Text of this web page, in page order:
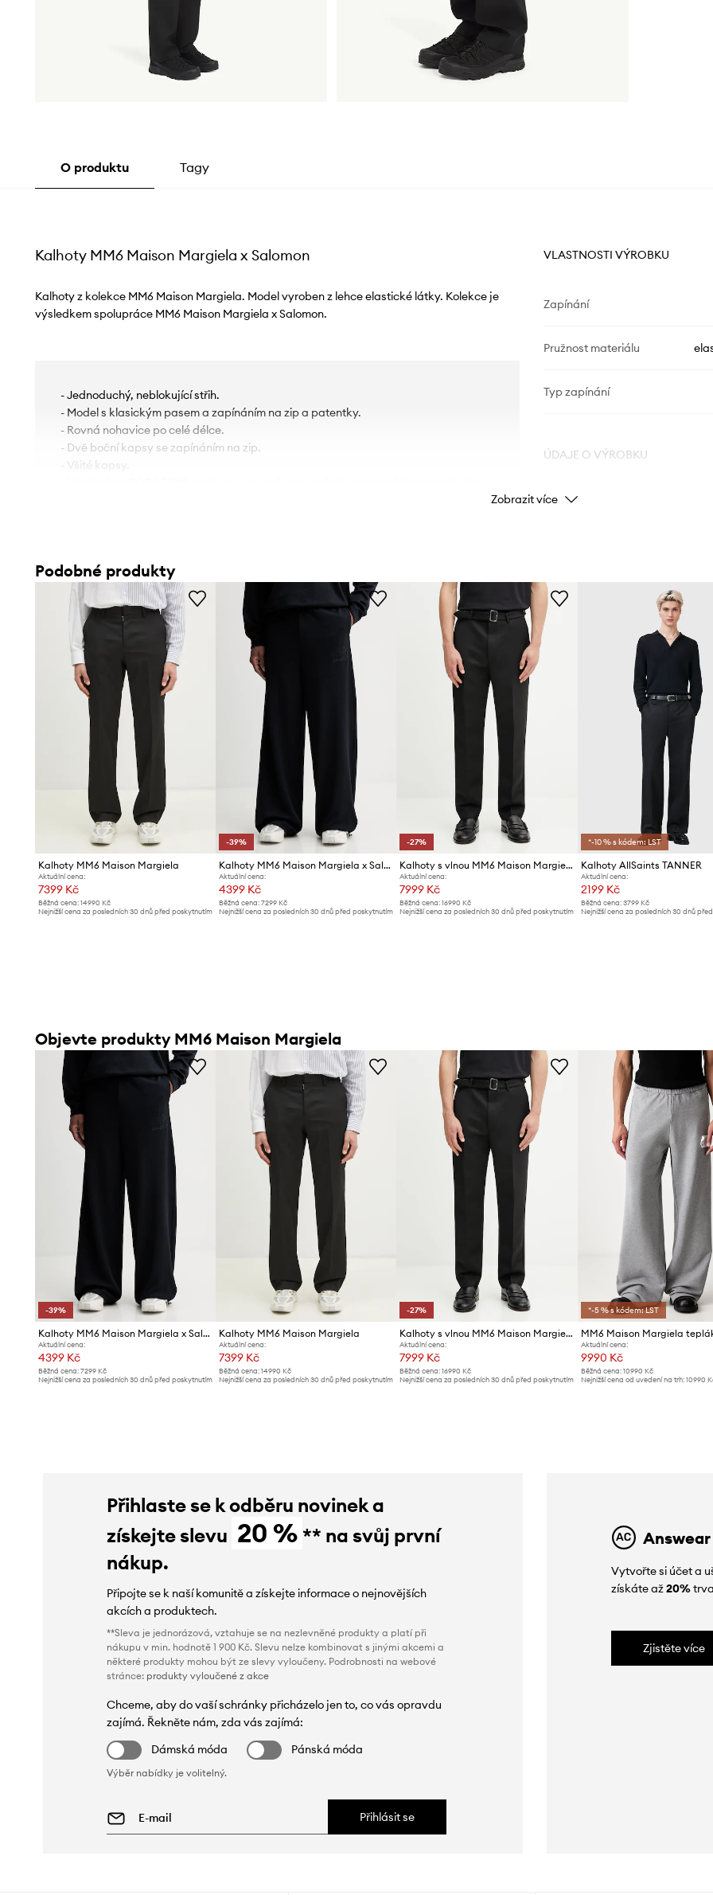
O produktu Tagy
Kalhoty MM6 Maison Margiela x Salomon
Kalhoty z kolekce MM6 Maison Margiela. Model vyroben z lehce elastické látky. Kolekce je
výsledkem spolupráce MM6 Maison Margiela x Salomon.
- Jednoduchý, neblokující střih.
- Model s klasickým pasem a zapínáním na zip a patentky.
- Rovná nohavice po celé délce.
- Dvě boční kapsy se zapínáním na zip.
- Všité kapsy.
VLASTNOSTI VÝROBKU
Zapínání
Pružnost materiálu
Typ zapínání
ÚDAJE O VÝROBKU
Kód výrobce
Barva
MM6
Zobrazit více
Podobné produkty
Kalhoty MM6 Maison Margiela
Aktuální cena:
7399 Kč
Běžná cena: 14990 Kč
Nejnižší cena za posledních 30 dnů před poskytnutím
-39%
Kalhoty MM6 Maison Margiela x Salomon
Aktuální cena:
4399 Kč
Běžná cena:7299 Kč
Nejnižší cena za posledních 30 dnů před poskytnutím
-27%
Kalhoty s vlnou MM6 Maison Margiela
Aktuální cena:
7999 Kč
Běžná cena: 16990 Kč
Nejnižší cena za posledních 30 dnů před poskytnutím
*-10 % s kódem: LST
Kalhoty AllSaints TANNER
Aktuální cena:
2199 Kč
Běžná cena: 3799 Kč
Nejnižší cena za posledních 30 dnů
Objevte produkty MM6 Maison Margiela
-39%
Kalhoty MM6 Maison Margiela x Salomon
Aktuální cena:
4399 Kč
Běžná cena: 7299 Kč
Nejnižší cena za posledních 30 dnů před poskytnutím
Kalhoty MM6 Maison Margiela
Aktuální cena:
7399 Kč
Běžná cena:14990 Kč
Nejnižší cena za posledních 30 dnů před poskytnutím
-27%
Kalhoty s vlnou MM6 Maison Margiela
Aktuální cena:
7999 Kč
Běžná cena: 16990 Kč
Nejnižší cena za posledních 30 dnů před poskytnutím
*-5 % s kódem: LST
Aktuální cena:
9990 Kč
Běžná cena: 10990 Kč
Nejnižší cena od uvedení na trh: 10990
Přihlaste se k odběru novinek a
získejte slevu 20 % ** na svůj první
nákup.
Připojte se k naší komunitě a získejte informace o nejnovějších
akcích a produktech.
**Sleva je jednorázová, vztahuje se na nezlevněné produkty a platí při
nákupu v min. hodnotě 1 900 Kč. Slevu nelze kombinovat s jinými akcemi a
některé produkty mohou být ze slevy vyloučeny. Podrobnosti na webové
stránce: produkty vyloučené z akce
Chceme, aby do vaší schránky přicházelo jen to, co vás opravdu
zajímá. Řekněte nám, zda vás zajímá:
Dámská móda
Pánská móda
Výběr nabídky je volitelný.
Přihlásit se
Vytvořte si účet a
získáte až20%
Zjistěte více